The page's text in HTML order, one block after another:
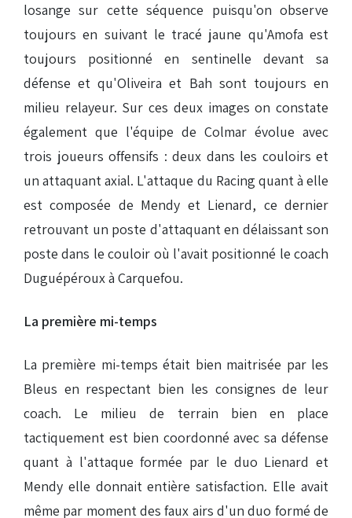
losange sur cette séquence puisqu'on observe
toujours en suivant le tracé jaune qu'Amofa est
toujours positionné en sentinelle devant sa
défense et qu'Oliveira et Bah sont toujours en
milieu relayeur. Sur ces deux images on constate
également que l'équipe de Colmar évolue avec
trois joueurs offensifs : deux dans les couloirs et
un attaquant axial. L'attaque du Racing quant à elle
est composée de Mendy et Lienard, ce dernier
retrouvant un poste d'attaquant en délaissant son
poste dans le couloir où l'avait positionné le coach
Duguépéroux à Carquefou.
La première mi-temps
La première mi-temps était bien maitrisée par les
Bleus en respectant bien les consignes de leur
coach. Le milieu de terrain bien en place
tactiquement est bien coordonné avec sa défense
quant à l'attaque formée par le duo Lienard et
Mendy elle donnait entière satisfaction. Elle avait
même par moment des faux airs d'un duo formé de